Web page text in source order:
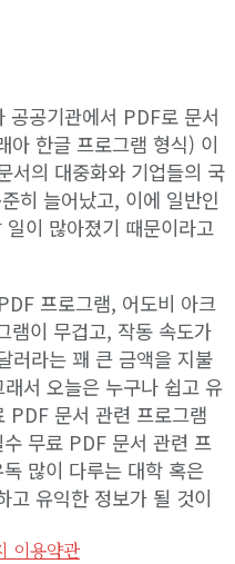
이용약관
공공기관에서 PDF로 문서
아 한글 프로그램 형식) 이
서의 대중화와 기업들의 국
히 늘어났고, 이에 일반인
이 많아졌기 때문이라고
프로그램, 어도비 아크
이 무겁고, 작동 속도가
러라는 꽤 큰 금액을 지불
서 오늘은 누구나 쉽고 유
PDF 문서 관련 프로그램
무료 PDF 문서 관련 프
많이 다루는 대학 혹은
고 유익한 정보가 될 것이